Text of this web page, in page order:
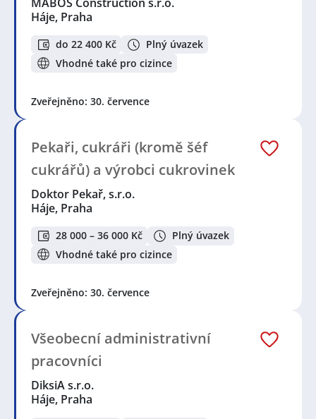
Háje, Praha
do 22 400 Kč
Plný úvazek
Vhodné také pro cizince
Zveřejněno: 30. července
Pekaři, cukráři (kromě šéf
cukrářů) a výrobci cukrovinek
Doktor Pekař, s.r.o.
Háje, Praha
28 000 – 36 000 Kč
Plný úvazek
Vhodné také pro cizince
Zveřejněno: 30. července
Všeobecní administrativní
pracovníci
DiksiA s.r.o.
Háje, Praha